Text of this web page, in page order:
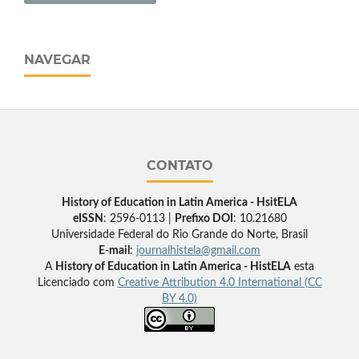
NAVEGAR
CONTATO
History of Education in Latin America - HsitELA
eISSN : 2596-0113 | Prefixo DOI : 10.21680
Universidade Federal do Rio Grande do Norte, Brasil
E-mail : journalhistela@gmail.com
A History of Education in Latin America - HistELA esta
Licenciado com Creative Attribution 4.0 International (CC
BY 4.0)